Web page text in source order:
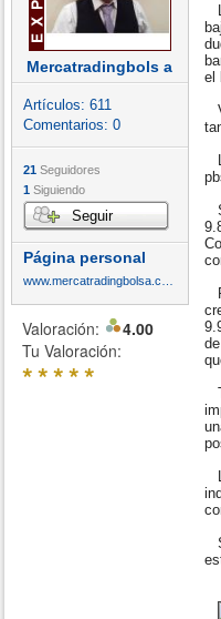
Mercatradingbols a
Artículos: 611
Comentarios: 0
21 Seguidores
1 Siguiendo
Seguir
Página personal
Valoración:
4.00
Tu Valoración:
*****
el